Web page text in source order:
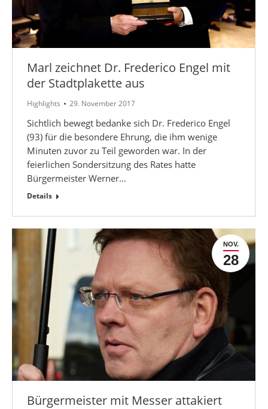
Marl zeichnet Dr. Frederico Engel mit
der Stadtplakette aus
Highlights 29. November 2017
Sichtlich bewegt bedanke sich Dr. Frederico Engel
(93) für die besondere Ehrung, die ihm wenige
Minuten zuvor zu Teil geworden war. In der
feierlichen Sondersitzung des Rates hatte
Bürgermeister Werner…
Details
NOV.
28
Bürgermeister mit Messer attakiert